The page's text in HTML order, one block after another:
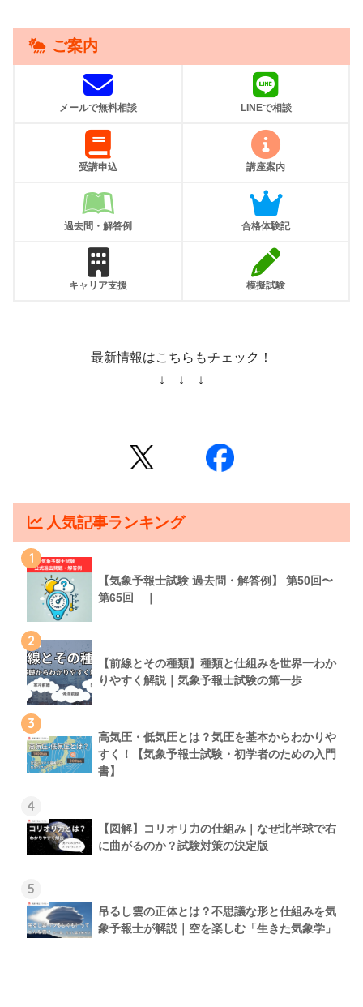
ご案内
メールで無料相談 LINEで相談
受講申込 講座案内
過去問・解答例 合格体験記
キャリア支援 模擬試験
最新情報はこちらもチェック！
↓ ↓ ↓
人気記事ランキング
1
【気象予報士試験 過去問・解答例】 第50回〜
第65回 ｜
2
【前線とその種類】種類と仕組みを世界一わか
りやすく解説｜気象予報士試験の第一歩
3
高気圧・低気圧とは？気圧を基本からわかりや
すく！【気象予報士試験・初学者のための入門
書】
4
【図解】コリオリ力の仕組み｜なぜ北半球で右
に曲がるのか？試験対策の決定版
5
吊るし雲の正体とは？不思議な形と仕組みを気
象予報士が解説｜空を楽しむ「生きた気象学」